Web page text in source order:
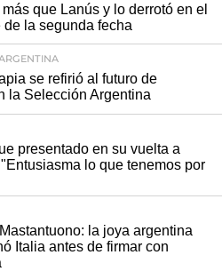
que Lanús y lo derrotó en el
de la segunda fecha
se refirió al futuro de
la Selección Argentina
presentado en su vuelta a
lo que tenemos por
la joya argentina
Italia antes de firmar con